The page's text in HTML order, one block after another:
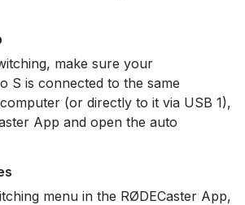
make sure your
S is connected to the same
(or directly to it via USB 1),
App and open the auto
menu in the RØDECaster App,